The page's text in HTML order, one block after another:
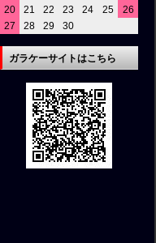
20
21 22 23 24 25
26
27
28 29 30
ガラケーサイトはこちら